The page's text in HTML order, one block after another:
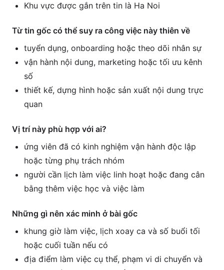
Khu vực được gắn trên tin là Ha Noi
Từ tin gốc có thể suy ra công việc này thiên về
tuyển dụng, onboarding hoặc theo dõi nhân sự
vận hành nội dung, marketing hoặc tối ưu kênh
số
thiết kế, dựng hình hoặc sản xuất nội dung trực
quan
Vị trí này phù hợp với ai?
ứng viên đã có kinh nghiệm vận hành độc lập
hoặc từng phụ trách nhóm
người cần lịch làm việc linh hoạt hoặc đang cân
bằng thêm việc học và việc làm
Những gì nên xác minh ở bài gốc
khung giờ làm việc, lịch xoay ca và số buổi tối
hoặc cuối tuần nếu có
địa điểm làm việc cụ thể, phạm vi di chuyển và